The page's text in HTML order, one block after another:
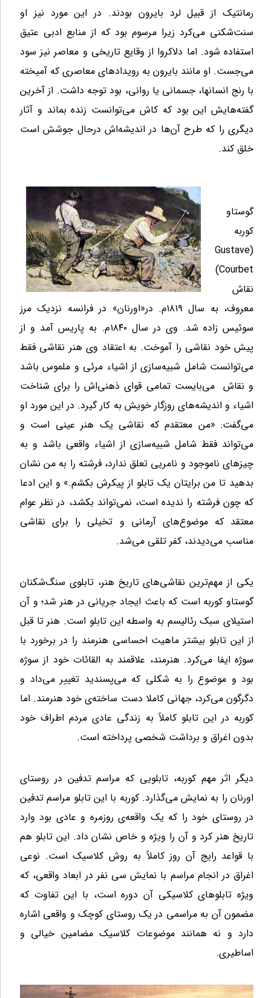
رمانتیک از قبیل لرد بایرون بودند. در این مورد نیز او
سنتشکنی میکرد زیرا مرسوم بود که از منابع ادبی عتیق
استفاده شود. اما دلاکروا از وقایع تاریخی و معاصر نیز سود
میجست. او مانند بایرون به رویدادهای معاصری که آمیخته
با رنج انسانها، جسمانی یا روانی، بود توجه داشت. از آخرین
گفته‌‌‌هایش این بود که کاش می‌‌‌توانست زنده بماند و آثار
دیگری را که طرح آن‌‌‌ها در اندیشه‌‌‌اش درحال جوشش است
خلق کند.
گوستاو
کوربه
(
Gustave
Courbet
)
نقاش
معروف، به سال ۱۸۱۹م. در«اورنان» در فرانسه نزدیک مرز
سوئیس زاده شد. وی در سال ۱۸۴۰م. به پاریس آمد و از
پیش خود نقاشی را آموخت. به اعتقاد وی هنر نقاشی فقط
می‌توانست شامل شبیه‌سازی از اشیاء مرئی و ملموس باشد
و نقاش می‌بایست تمامی قوای ذهنی‌اش را برای شناخت
اشیاء و اندیشه‌های روزگار خویش به کار گیرد. در این مورد او
می‌گفت: «من معتقدم که نقاشی یک هنر عینی است و
می‌تواند فقط شامل شبیه‌سازی از اشیاء واقعی باشد و به
چیزهای ناموجود و نامریی تعلق ندارد، فرشته را به من نشان
بدهید تا من برایتان یک تابلو از پیکرش بکشم.» و این ادعا
که چون فرشته را ندیده است، نمی‌تواند بکشد، در نظر عوام
معتقد که موضوع‌های آرمانی و تخیلی را برای نقاشی
مناسب می‌دیدند، کفر تلقی می‌شد.
یکی از مهم‌ترین نقاشی‌های تاریخ هنر، تابلوی سنگ‌شکنان
گوستاو کوربه است که باعث ایجاد جریانی در هنر شد؛ و آن
استیلای سبک رئالیسم به واسطه این تابلو است. هنر تا قبل
از این تابلو بیشتر ماهیت احساسی هنرمند را در برخورد با
سوژه ایفا می‌کرد. هنرمند، علاقمند به القائات خود از سوژه
بود و موضوع را به شکلی که می‌پسندید تغییر می‌داد و
دگرگون می‌کرد، جهانی کاملا دست ساخته‌ی خود هنرمند. اما
کوربه در این تابلو کاملاً به زندگی عادی مردم اطراف خود
بدون اغراق و برداشت شخصی پرداخته است.
دیگر اثر مهم کوربه، تابلویی که مراسم تدفین در روستای
اورنان را به نمایش می‌گذارد. کوربه با این تابلو مراسم تدفین
در روستای خود را که یک واقعه‌ی روزمره و عادی بود وارد
تاریخ هنر کرد و آن را ویژه و خاص نشان داد. این تابلو هم
با قواعد رایج آن روز کاملاً به روش کلاسیک است. نوعی
اغراق در انجام مراسم با نمایش سی نفر در ابعاد واقعی، که
ویژه تابلوهای کلاسیکی آن دوره است، با این تفاوت که
مضمون آن به مراسمی در یک روستای کوچک و واقعی اشاره
دارد و نه همانند موضوعات کلاسیک مضامین خیالی و
اساطیری.